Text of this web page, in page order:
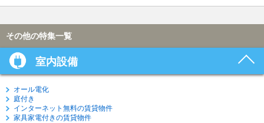
その他の特集一覧
室内設備
オール電化
庭付き
インターネット無料の賃貸物件
家具家電付きの賃貸物件